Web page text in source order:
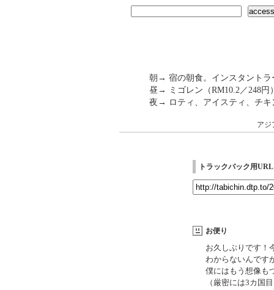
朝→ 宿の朝食。インスタントラ
昼→ ミゴレン（RM10.2／248円
夜→ ロティ、アイスティ、チキ
アジ
トラックバック用URL
お便り
お久しぶりです！
わからないんです
僕にはもう想像も
（厳密には3カ国